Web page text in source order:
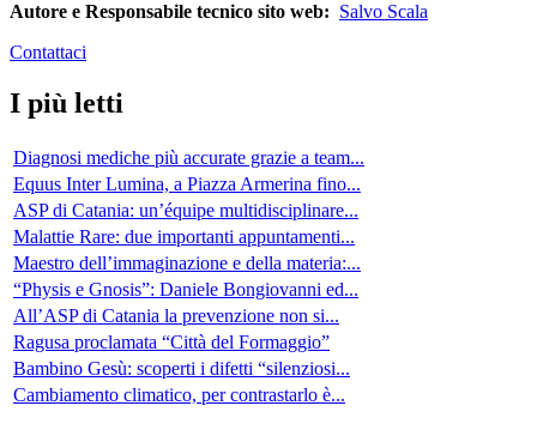
Autore e Responsabile tecnico sito web: Salvo Scala
Contattaci
I più letti
Diagnosi mediche più accurate grazie a team...
Equus Inter Lumina, a Piazza Armerina fino...
ASP di Catania: un’équipe multidisciplinare...
Malattie Rare: due importanti appuntamenti...
Maestro dell’immaginazione e della materia:...
“Physis e Gnosis”: Daniele Bongiovanni ed...
All’ASP di Catania la prevenzione non si...
Ragusa proclamata “Città del Formaggio”
Bambino Gesù: scoperti i difetti “silenziosi...
Cambiamento climatico, per contrastarlo è...